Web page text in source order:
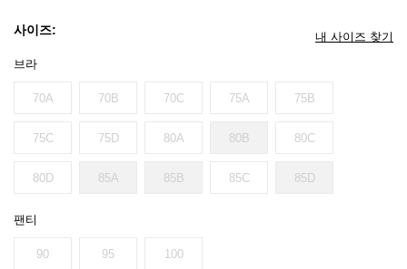
사이즈: 내 사이즈 찾기
브라
70A 70B 70C 75A 75B
75C 75D 80A 80B 80C
80D 85A 85B 85C 85D
팬티
90 95 100